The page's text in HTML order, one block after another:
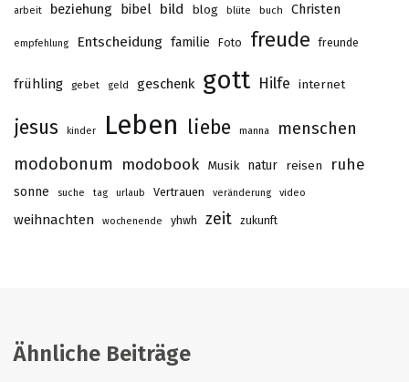
arbeit beziehung bibel bild blog blüte buch Christen
empfehlung Entscheidung familie Foto freude freunde
frühling gebet geld geschenk gott Hilfe internet
jesus kinder Leben liebe manna
menschen
modobonum modobook Musik natur reisen ruhe
sonne suche tag urlaub Vertrauen veränderung video
weihnachten wochenende yhwh zeit zukunft
Ähnliche Beiträge